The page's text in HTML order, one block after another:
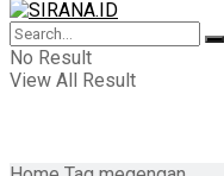
No Result
View All Result